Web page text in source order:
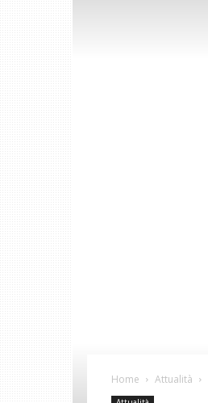
Home Attualità